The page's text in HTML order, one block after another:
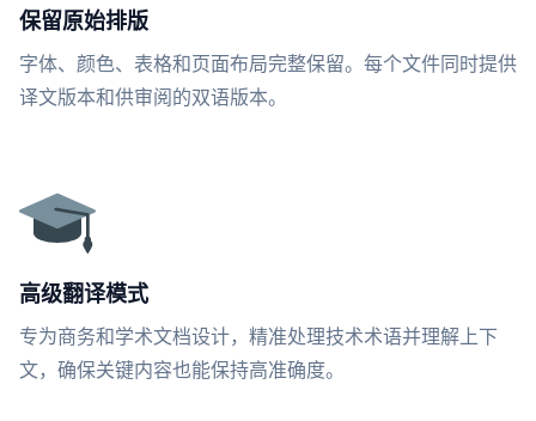
保留原始排版
字体、颜色、表格和页面布局完整保留。每个文件同时提供
译文版本和供审阅的双语版本。
高级翻译模式
专为商务和学术文档设计，精准处理技术术语并理解上下
文，确保关键内容也能保持高准确度。